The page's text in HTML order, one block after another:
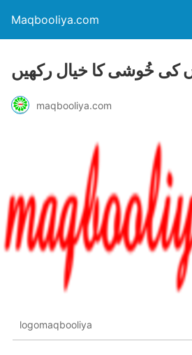
Maqbooliya.com
کی خُوشی کا خیال رکھیں
maqbooliya.com
logomaqbooliya